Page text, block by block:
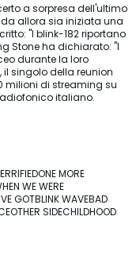
a sorpresa dell'ultimo
allora sia iniziata una
"I blink-182 riportano
Stone ha dichiarato: "I
durante la loro
singolo della reunion
milioni di streaming su
italiano.
MORE
WE WERE
GOTBLINK WAVEBAD
SIDECHILDHOOD